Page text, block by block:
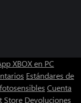
XBOX en PC
Estándares de
Cuenta
Store Devoluciones